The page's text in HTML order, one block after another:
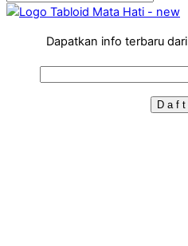
Dapatkan info terbaru dari